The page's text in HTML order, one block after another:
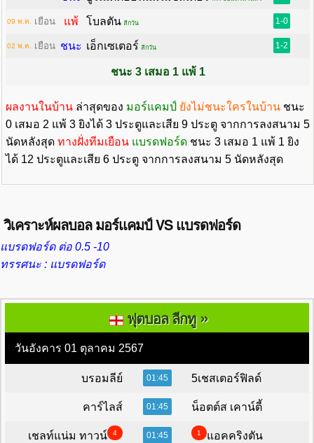
09 พ.ค. เยือน แพ้ โบลตัน ลีกวัน 1-0
02 พ.ค. เยือน ชนะ เอ็กเซเตอร์ ลีกวัน 1-2
ชนะ 3 เสมอ 1 แพ้ 1
ผลงานในบ้าน ล่าสุดของ มอร์แคมป์ ยังไม่ชนะใครในบ้าน ชนะ
0 เสมอ 2 แพ้ 3 ยิงได้ 3 ประตูและเสีย 9 ประตู จากการลงสนาม 5
นัดหลังสุด ทางฝั่งทีมเยือน แบรดฟอร์ด ชนะ 3 เสมอ 1 แพ้ 1 ยิง
ได้ 12 ประตูและเสีย 6 ประตู จากการลงสนาม 5 นัดหลังสุด
วิเคราะห์ผลบอล มอร์แคมป์ VS แบรดฟอร์ด
แบรดฟอร์ด ต่อ 0.5 -10
ทรรศนะ : แบรดฟอร์ด
ฟุตบอล ลีกทู»
วันอังคาร 01 ตุลาคม 2567
บรอมลีย์ 01:45 5เชสเตอร์ฟิลด์
คาร์ไลส์ 01:45 น็อตต์ส เคาน์ตี้
เชลท์แน่ม ทาวน์ 4 01:45 1 แอคคริงตัน